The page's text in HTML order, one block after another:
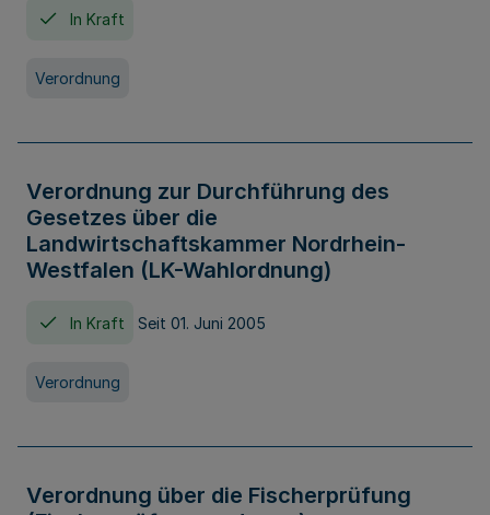
In Kraft
Verordnung
Verordnung zur Durchführung des
Gesetzes über die
Landwirtschaftskammer Nordrhein-
Westfalen (LK-Wahlordnung)
In Kraft Seit 01. Juni 2005
Verordnung
Verordnung über die Fischerprüfung